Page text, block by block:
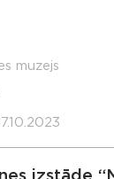
muzejs